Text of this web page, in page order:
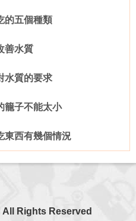
的五個種類
善水質
水質的要求
籠子不能太小
東西有幾個情況
All Rights Reserved